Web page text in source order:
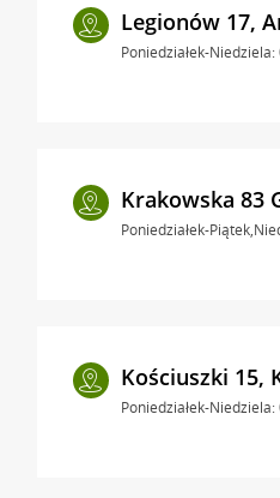
Legionów 17,
Poniedziałek-
Krakowska 83
Poniedziałek-
Kościuszki 15,
Poniedziałek-